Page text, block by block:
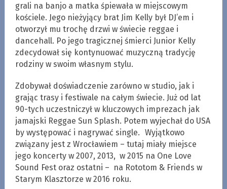
grali na banjo a matka śpiewała w miejscowym
kościele. Jego nieżyjący brat Jim Kelly był DJ’em i
otworzył mu trochę drzwi w świecie reggae i
dancehall. Po jego tragicznej śmierci Junior Kelly
zdecydował się kontynuować muzyczną tradycję
rodziny w swoim własnym stylu.
Zdobywał doświadczenie zarówno w studio, jak i
grając trasy i festiwale na całym świecie. Już od lat
90-tych uczestniczył w kluczowych imprezach jak
jamajski Reggae Sun Splash. Potem wyjechał do USA
by występować i nagrywać single. Wyjątkowo
związany jest z Wrocławiem – tutaj miały miejsce
jego koncerty w 2007, 2013, w 2015 na One Love
Sound Fest oraz ostatni – na Rototom & Friends w
Starym Klasztorze w 2016 roku.